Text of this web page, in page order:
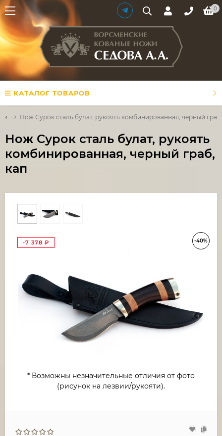
0
КАТАЛОГ ТОВАРОВ
Нож Сурок сталь булат, рукоять комбинированная, черный
Нож Сурок сталь булат, рукоять
комбинированная, черный граб,
кап
-40%
-7 378 ₽
* Возможны незначительные отличия от фото
(рисунок на лезвии/рукояти).